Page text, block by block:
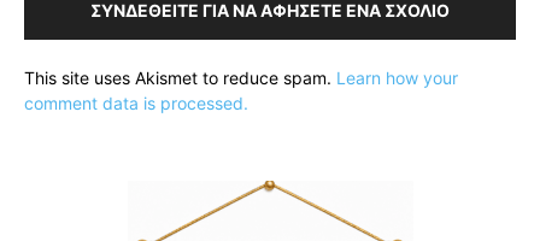
ΣΥΝΔΕΘΕΊΤΕ ΓΙΑ ΝΑ ΑΦΉΣΕΤΕ ΈΝΑ ΣΧΌΛΙΟ
This site uses Akismet to reduce spam. Learn how your
comment data is processed.